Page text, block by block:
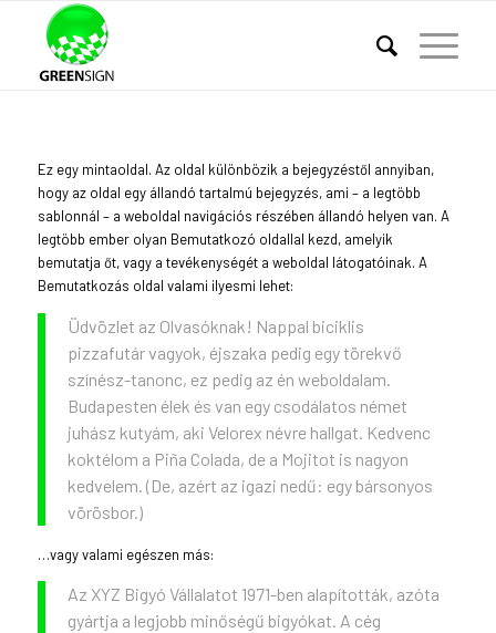
Ez egy mintaoldal. Az oldal különbözik a bejegyzéstől annyiban,
hogy az oldal egy állandó tartalmú bejegyzés, ami – a legtöbb
sablonnál – a weboldal navigációs részében állandó helyen van. A
legtöbb ember olyan Bemutatkozó oldallal kezd, amelyik
bemutatja őt, vagy a tevékenységét a weboldal látogatóinak. A
Bemutatkozás oldal valami ilyesmi lehet:
Üdvözlet az Olvasóknak! Nappal biciklis
pizzafutár vagyok, éjszaka pedig egy törekvő
színész-tanonc, ez pedig az én weboldalam.
Budapesten élek és van egy csodálatos német
juhász kutyám, aki Velorex névre hallgat. Kedvenc
koktélom a Piña Colada, de a Mojitot is nagyon
kedvelem. (De, azért az igazi nedű: egy bársonyos
vörösbor.)
…vagy valami egészen más:
Az XYZ Bigyó Vállalatot 1971-ben alapították, azóta
gyártja a legjobb minőségű bigyókat. A cég